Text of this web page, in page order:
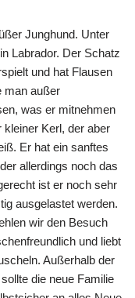
Junghund. Unter
Labrador. Der Schatz
und hat Flausen
man außer
was er mitnehmen
Kerl, der aber
Er hat ein sanftes
allerdings noch das
ist er noch sehr
ausgelastet werden.
wir den Besuch
und liebt
Außerhalb der
die neue Familie